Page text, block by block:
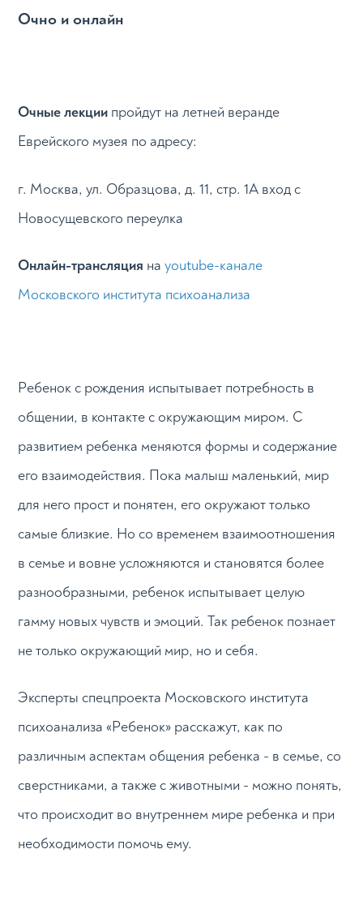
Очно и онлайн
Очные лекции пройдут на летней веранде
Еврейского музея по адресу:
г. Москва, ул. Образцова, д. 11, стр. 1А вход с
Новосущевского переулка
Онлайн-трансляция наyoutube-канале
Московского института психоанализа
Ребенок с рождения испытывает потреб­ность в
общении, в контакте с окружающим миром. С
развитием ребенка меняются формы и содержание
его взаимодействия. Пока малыш маленький, мир
для него прост и понятен, его окружают только
самые близкие. Но со временем взаимоотношения
в семье и вовне усложняются и становятся более
разнообразными, ребенок испытывает целую
гамму новых чувств и эмоций. Так ребенок познает
не только окружающий мир, но и себя.
Эксперты спецпроекта Московского института
психоанализа «Ребенок» расскажут, как по
различным аспектам общения ребенка - в семье, со
сверстниками, а также с животными - можно понять,
что происходит во внутреннем мире ребенка и при
необходимости помочь ему.